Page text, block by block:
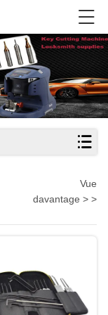
Vue
davantage > >